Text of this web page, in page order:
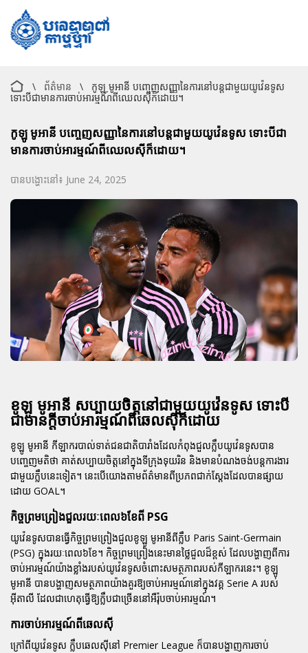
\ ព័ត៌មាន \
កូឡូ មូអានី បញ្ចេញសញ្ញានៃការនៅបន្តជាមួយយូវ៉េនទូស
ទោះបីជាមានការចាប់អារម្មណ៍ពីឈេលស៊ីក៏ដោយ។
កូឡូ មូអានី បញ្ចេញសញ្ញានៃការនៅបន្តជាមួយយូវ៉េនទូស ទោះបីជា
មានការចាប់អារម្មណ៍ពីឈេលស៊ីក៏ដោយ។
បានបង្ហោះនៅ៖ June 24, 2025
ខូឡូ មូអានី សប្បាយចិត្តនៅជាមួយយូវ៉េនទូស ទោះបី
ជាមានក្តីចាប់អារម្មណ៍ពីឆេលស៊ីក៏ដោយ
ខូឡូ មូអានី កីឡាករបាល់ទាត់ជនជាតិបារាំងដែលកំពុងជួលក្លឹបយូវ៉េនទូសបាន
បញ្ចេញមតិថា គាត់សប្បាយចិត្តនៅក្នុងទីក្រុងទុយរិន និងមានបំណងចង់បន្តការងារ
ជាមួយក្លឹបនេះទៀត។ នេះបើយោងតាមព័ត៌មានពីប្រភពជាក់ស្តែងដែលបានផ្សាយ
ដោយ GOAL។
កិច្ចព្រមព្រៀងជួលរយៈពេល៦ខែពី PSG
យូវ៉េនទូសបានធ្វើកិច្ចព្រមព្រៀងជួលខូឡូ មូអានីពីក្លឹប Paris Saint-Germain
(PSG) ក្នុងរយៈពេល៦ខែ។ កិច្ចព្រមព្រៀងនេះមានថ្លៃជួលដ៏ខ្ពស់ ដែលបង្ហាញពីការ
ចាប់អារម្មណ៍យ៉ាងខ្លាំងរបស់យូវ៉េនទូសចំពោះសមត្ថភាពរបស់កីឡាករនេះ។ ខូឡូ
មូអានី បានបង្ហាញសមត្ថភាពយ៉ាងគួរឱ្យចាប់អារម្មណ៍នៅក្នុងវគ្គ Serie A របស់
អ៊ីតាលី ដែលជាហេតុធ្វើឱ្យក្លឹបជាច្រើននៅអឺរ៉ុបចាប់អារម្មណ៍។
ការចាប់អារម្មណ៍ពីឆេលស៊ី
ក្រៅពីយូវ៉េនទូស ក្លឹបឆេលស៊ីនៅ Premier League ក៏បានបង្ហាញការចាប់